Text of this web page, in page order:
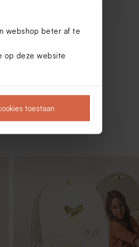
webshop beter af te
op deze website
toestaan
Pink Cloud ronde roze zeepjes